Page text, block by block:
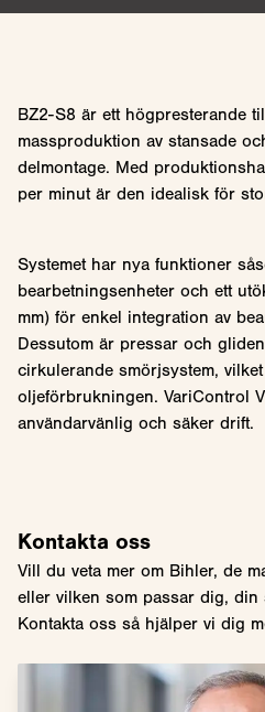
BZ2-S8 är ett högpresterande
massproduktion av stansade
delmontage. Med
per minut är den idealisk för
Systemet har nya funktioner
bearbetningsenheter och ett
mm) för enkel integration av
Dessutom är pressar och
cirkulerande smörjsystem,
oljeförbrukningen. VariControl
användarvänlig och säker drift.
Kontakta oss
Vill du veta mer om Bihler, de
eller vilken som passar dig,
Kontakta oss så hjälper vi dig